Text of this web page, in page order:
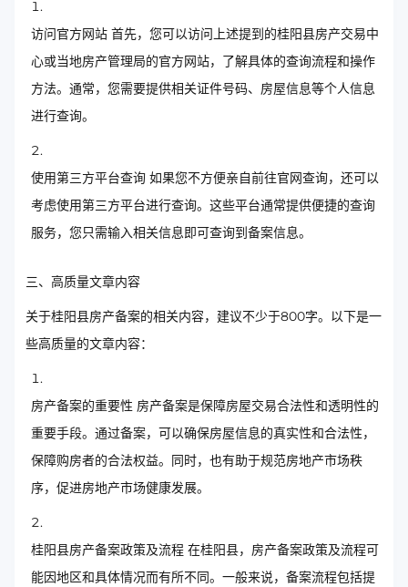
访问官方网站 首先，您可以访问上述提到的桂阳县房产交易中
心或当地房产管理局的官方网站，了解具体的查询流程和操作
方法。通常，您需要提供相关证件号码、房屋信息等个人信息
进行查询。
使用第三方平台查询 如果您不方便亲自前往官网查询，还可以
考虑使用第三方平台进行查询。这些平台通常提供便捷的查询
服务，您只需输入相关信息即可查询到备案信息。
三、高质量文章内容
关于桂阳县房产备案的相关内容，建议不少于800字。以下是一
些高质量的文章内容：
房产备案的重要性 房产备案是保障房屋交易合法性和透明性的
重要手段。通过备案，可以确保房屋信息的真实性和合法性，
保障购房者的合法权益。同时，也有助于规范房地产市场秩
序，促进房地产市场健康发展。
桂阳县房产备案政策及流程 在桂阳县，房产备案政策及流程可
能因地区和具体情况而有所不同。一般来说，备案流程包括提